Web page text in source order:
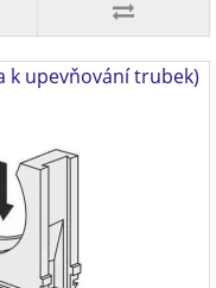
k upevňování trubek)